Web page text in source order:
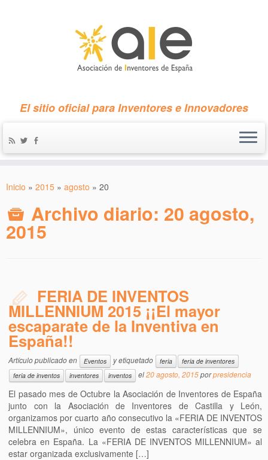
El sitio oficial para Inventores e Innovadores
Inicio » 2015 » agosto » 20
Archivo diario: 20 agosto,
2015
FERIA DE INVENTOS
MILLENNIUM 2015 ¡¡El mayor
escaparate de la Inventiva en
España!!
Artículo publicado en Eventos y etiquetado feria
feria de inventores
feria de inventos
inventores inventos el20 agosto, 2015porpresidencia
El pasado mes de Octubre la Asociación de Inventores de España
junto con la Asociación de Inventores de Castilla y León,
organizamos por cuarto año consecutivo la «FERIA DE INVENTOS
MILLENNIUM», único evento de estas características que se
celebra en España. La «FERIA DE INVENTOS MILLENNIUM» al
estar organizada exclusivamente […]